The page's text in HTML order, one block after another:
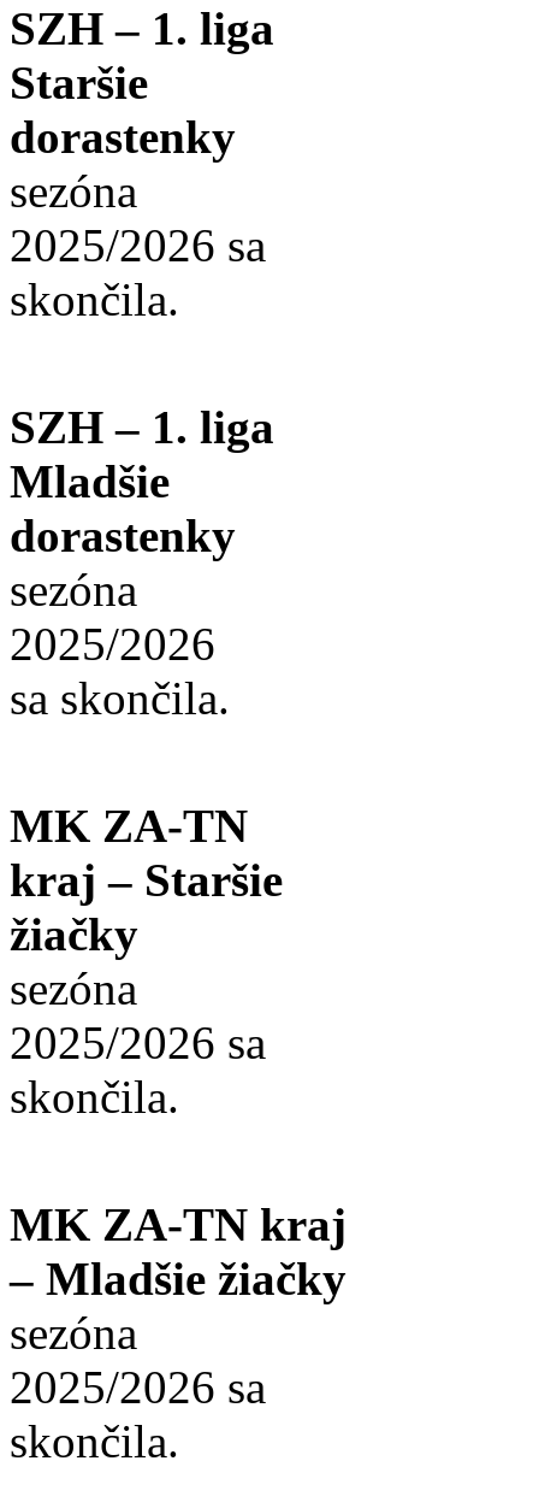
SZH – 1. liga
Staršie
dorastenky
sezóna
2025/2026 sa
skončila.
SZH – 1. liga
Mladšie
dorastenky
sezóna
2025/2026
sa skončila.
MK ZA-TN
kraj – Staršie
žiačky
sezóna
2025/2026 sa
skončila.
MK ZA-TN kraj
– Mladšie žiačky
sezóna
2025/2026 sa
skončila.